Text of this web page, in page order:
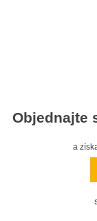
Objednajte
a